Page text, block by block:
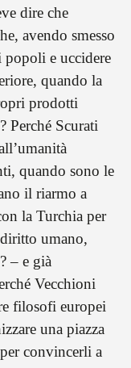
dire che
avendo smesso
popoli e uccidere
quando la
prodotti
Perché Scurati
quando sono le
il riarmo a
la Turchia per
umano,
– e già
Vecchioni
filosofi europei
una piazza
convincerli a